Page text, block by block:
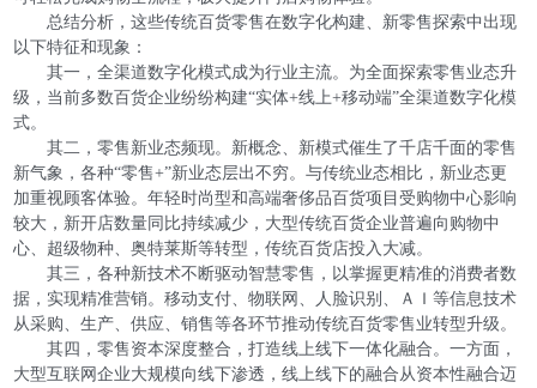
总结分析，这些传统百货零售在数字化构建、新零售探索中出现
以下特征和现象：
其一，全渠道数字化模式成为行业主流。为全面探索零售业态升
级，当前多数百货企业纷纷构建“实体+线上+移动端”全渠道数字化模
式。
其二，零售新业态频现。新概念、新模式催生了千店千面的零售
新气象，各种“零售+”新业态层出不穷。与传统业态相比，新业态更
加重视顾客体验。年轻时尚型和高端奢侈品百货项目受购物中心影响
较大，新开店数量同比持续减少，大型传统百货企业普遍向购物中
心、超级物种、奥特莱斯等转型，传统百货店投入大减。
其三，各种新技术不断驱动智慧零售，以掌握更精准的消费者数
据，实现精准营销。移动支付、物联网、人脸识别、ＡＩ等信息技术
从采购、生产、供应、销售等各环节推动传统百货零售业转型升级。
其四，零售资本深度整合，打造线上线下一体化融合。一方面，
大型互联网企业大规模向线下渗透，线上线下的融合从资本性融合迈